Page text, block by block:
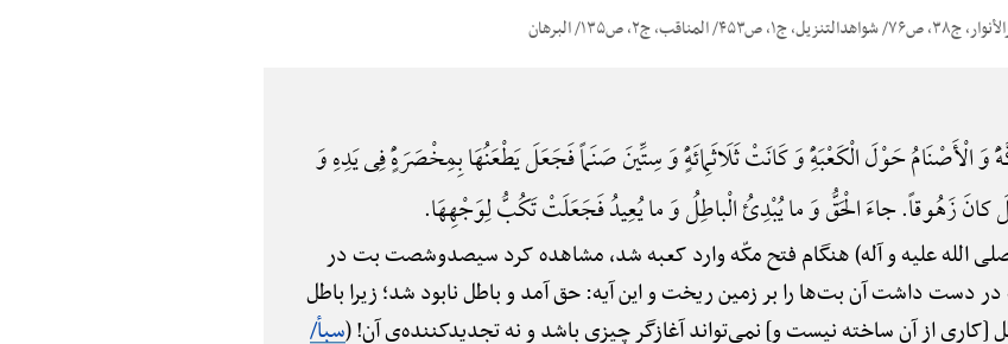
ج۱، ص۴۵۳/ المناقب، ج۲، ص۱۳۵/ البرهان
الْأَصْنَامُ حَوْلَ الْکَعْبَهًِْ وَ کَانَتْ ثَلَاثَمِائَهًٍْ وَ سِتِّینَ صَنَماً فَجَعَلَ یَطْعَنُهَا بِمِخْصَرَهًٍْ فِی یَدِهِ وَ
کانَ زَهُوقاً. جاءَ الْحَقُّ وَ ما یُبْدِئُ الْباطِلُ وَ ما یُعِیدُ فَجَعَلَتْ تَکُبُّ لِوَجْهِهَا.
الله علیه و آله) هنگام فتح مکّه وارد کعبه شد، مشاهده کرد سیصدوشصت بت در
دست داشت آن بت‌ها را بر زمین ریخت و این آیه: حق آمد و باطل نابود شد؛ زیرا باطل
از آن ساخته نیست و] نمی‌تواند آغازگر چیزی باشد و نه تجدیدکننده‌ی آن! (سبأ/